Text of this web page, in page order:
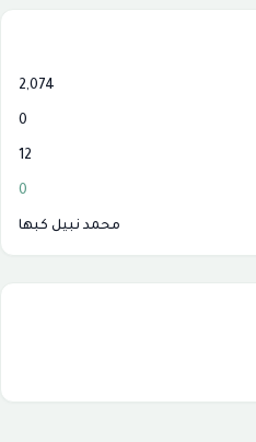
2,074
0
12
0
محمد نبيل كبها